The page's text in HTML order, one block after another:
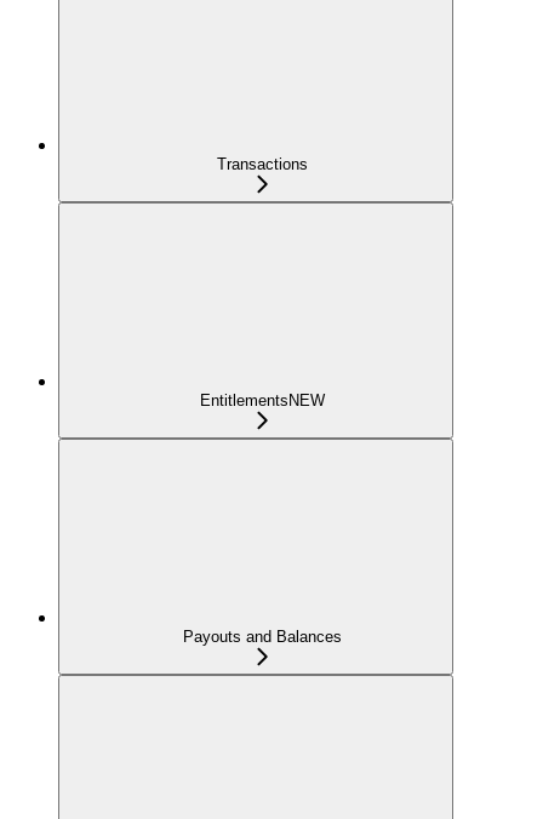
Transactions
EntitlementsNEW
Payouts and Balances